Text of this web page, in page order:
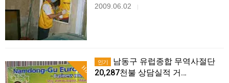
2009.06.02 |
Hot
인기
남동구 유럽종합 무역사절단
20,287천불 상담실적 거…